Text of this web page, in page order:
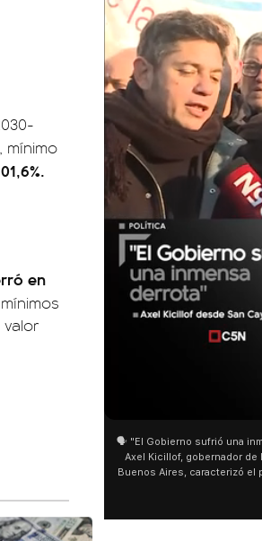
mínimo
en
derrota" 🎙️
Provincia de
nefastos"
📌 La
de San
San Cayetano: Jorge García
miles de peregrinos en
de Buenos Aires destacó la
agua y soportó las bajas
últimos días: "Son dificultades